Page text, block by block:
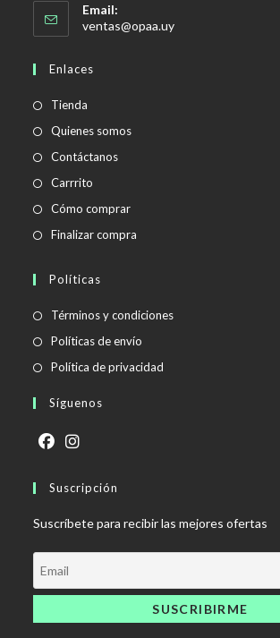
Email:
ventas@opaa.uySe
Enlaces
Tienda
Quienes somos
Contáctanos
Carrrito
Cómo comprar
Finalizar compra
Políticas
Términos y condicionesSe
Políticas de envío
abre
Política de privacidad
Síguenos
abre
una
nueva
pestaña
abre
una
nueva
pestaña
Suscripción
Suscríbete para recibir las mejores ofertas